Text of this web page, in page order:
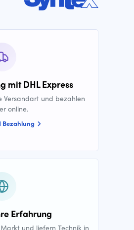
mit DHL Express
Versandart und bezahlen
online.
Bezahlung
Erfahrung
und liefern Technik in